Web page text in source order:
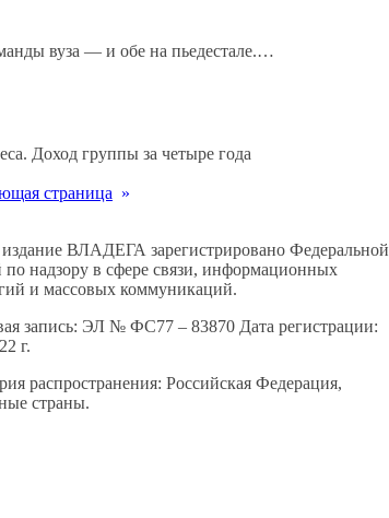
вуза — и обе на пьедестале.…
Доход группы за четыре года
страница »
издание ВЛАДЕГА зарегистрировано Федеральной
по надзору в сфере связи, информационных
и массовых коммуникаций.
запись: ЭЛ № ФС77 – 83870 Дата регистрации:
г.
распространения: Российская Федерация,
страны.